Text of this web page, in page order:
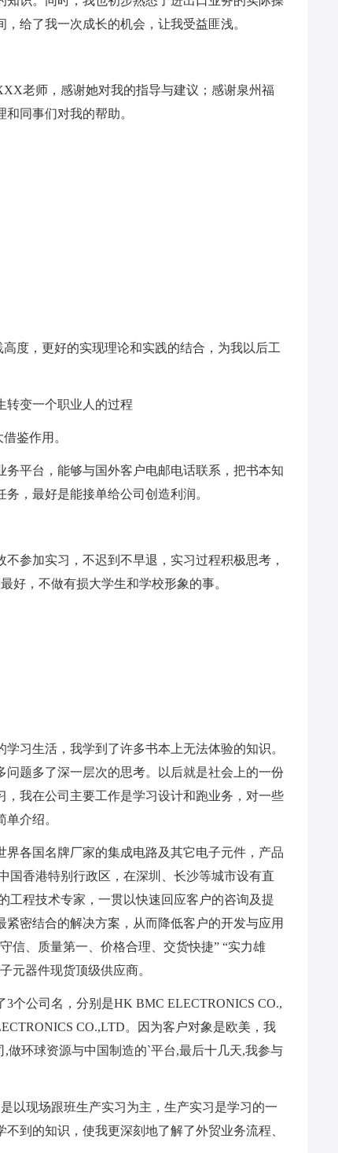
给了我一次成长的机会，让我受益匪浅。
老师，感谢她对我的指导与建议；感谢泉州福
同事们对我的帮助。
，更好的实现理论和实践的结合，为我以后工
变一个职业人的过程
鉴作用。
平台，能够与国外客户电邮电话联系，把书本知
，最好是能接单给公司创造利润。
加实习，不迟到不早退，实习过程积极思考，
好，不做有损大学生和学校形象的事。
生活，我学到了许多书本上无法体验的知识。
题多了深一层次的思考。以后就是社会上的一份
我在公司主要工作是学习设计和跑业务，对一些
介绍。
各国名牌厂家的集成电路及其它电子元件，产品
国香港特别行政区，在深圳、长沙等城市设有直
工程技术专家，一贯以快速回应客户的咨询及提
密结合的解决方案，从而降低客户的开发与应用
信、质量第一、价格合理、交货快捷” “实力雄
元器件现货顶级供应商。
公司名，分别是HK BMC ELECTRONICS CO.,
CO.,LTD。因为客户对象是欧美，我
做环球资源与中国制造的`平台,最后十几天,我参与
现场跟班生产实习为主，生产实习是学习的一
到的知识，使我更深刻地了解了外贸业务流程、